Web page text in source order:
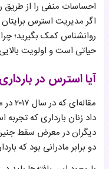
احساسات منفی را از طریق
اگر مدیریت استرس
روانشناس کمک بگیرید؛
حیاتی است و اولویت
آیا استرس در
داد زنان بارداری که
دیگران در معرض سقط جنین
دو برابر مادرانی بود که